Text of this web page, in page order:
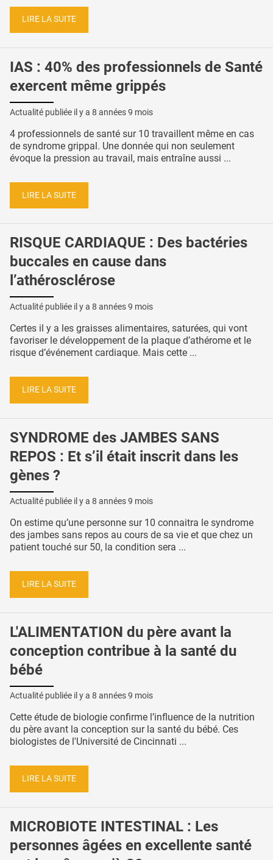
LIRE LA SUITE
IAS : 40% des professionnels de Santé
exercent même grippés
Actualité publiée il y a 8 années 9 mois
4 professionnels de santé sur 10 travaillent même en cas
de syndrome grippal. Une donnée qui non seulement
évoque la pression au travail, mais entraîne aussi ...
LIRE LA SUITE
RISQUE CARDIAQUE : Des bactéries
buccales en cause dans
l’athérosclérose
Actualité publiée il y a 8 années 9 mois
Certes il y a les graisses alimentaires, saturées, qui vont
favoriser le développement de la plaque d’athérome et le
risque d’événement cardiaque. Mais cette ...
LIRE LA SUITE
SYNDROME des JAMBES SANS
REPOS : Et s’il était inscrit dans les
gènes ?
Actualité publiée il y a 8 années 9 mois
On estime qu’une personne sur 10 connaitra le syndrome
des jambes sans repos au cours de sa vie et que chez un
patient touché sur 50, la condition sera ...
LIRE LA SUITE
L'ALIMENTATION du père avant la
conception contribue à la santé du
bébé
Actualité publiée il y a 8 années 9 mois
Cette étude de biologie confirme l’influence de la nutrition
du père avant la conception sur la santé du bébé. Ces
biologistes de l'Université de Cincinnati ...
LIRE LA SUITE
MICROBIOTE INTESTINAL : Les
personnes âgées en excellente santé